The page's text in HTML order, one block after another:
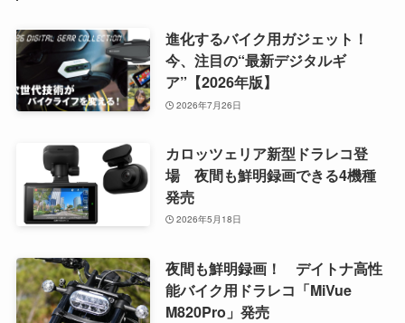
進化するバイク用ガジェット！
今、注目の“最新デジタルギ
ア”【2026年版】
2026年7月26日
カロッツェリア新型ドラレコ登
場 夜間も鮮明録画できる4機種
発売
2026年5月18日
夜間も鮮明録画！ デイトナ高性
能バイク用ドラレコ「MiVue
M820Pro」発売